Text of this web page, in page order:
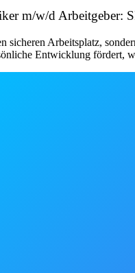
m/w/d Arbeitgeber:
sicheren Arbeitsplatz,
Entwicklung fördert,